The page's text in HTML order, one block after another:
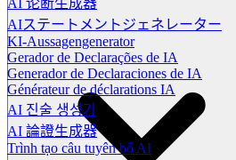
AI 论断生成器
AIステートメントジェネレーター
KI-Aussagengenerator
Gerador de Declarações de IA
Generador de Declaraciones de IA
Générateur de déclarations IA
AI 진술 생성기
AI 論證生成器
Trình tạo câu tuyên bố AI